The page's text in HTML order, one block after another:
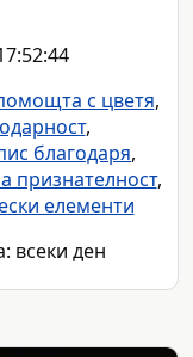
с цветя,
,
благодаря,
признателност,
елементи
всеки ден